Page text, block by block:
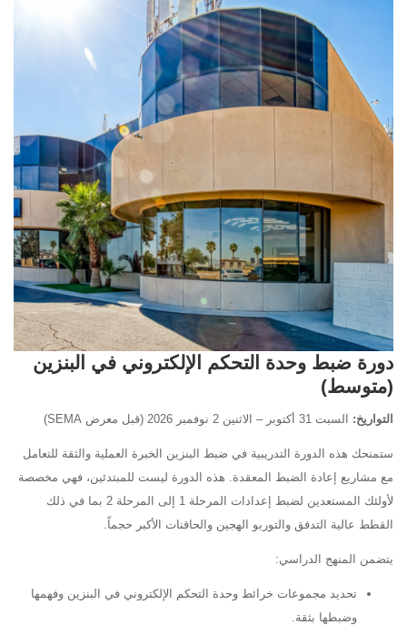
دورة ضبط وحدة التحكم الإلكتروني في البنزين
(متوسط)
التواريخ: السبت 31 أكتوبر – الاثنين 2 نوفمبر 2026 (قبل معرض SEMA)
ستمنحك هذه الدورة التدريبية في ضبط البنزين الخبرة العملية والثقة للتعامل
مع مشاريع إعادة الضبط المعقدة. هذه الدورة ليست للمبتدئين، فهي مخصصة
لأولئك المستعدين لضبط إعدادات المرحلة 1 إلى المرحلة 2 بما في ذلك
القطط عالية التدفق والتوربو الهجين والحاقنات الأكبر حجماً.
يتضمن المنهج الدراسي:
تحديد مجموعات خرائط وحدة التحكم الإلكتروني في البنزين وفهمها
وضبطها بثقة.